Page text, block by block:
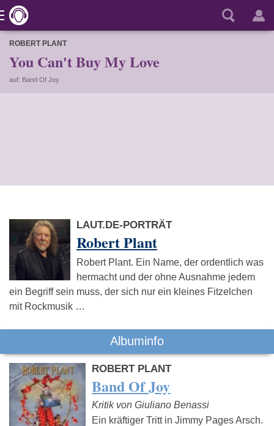
ROBERT PLANT
You Can't Buy My Love
auf: Band Of Joy
LAUT.DE-PORTRÄT
Robert Plant
Robert Plant. Ein Name, der ordentlich was
hermacht und der ohne Ausnahme jedem
ein Begriff sein muss, der sich nur ein kleines Fitzelchen
mit Rockmusik …
Albuminfo
ROBERT PLANT
Band Of Joy
Kritik von Giuliano Benassi
Ein kräftiger Tritt in Jimmy Pages Arsch.